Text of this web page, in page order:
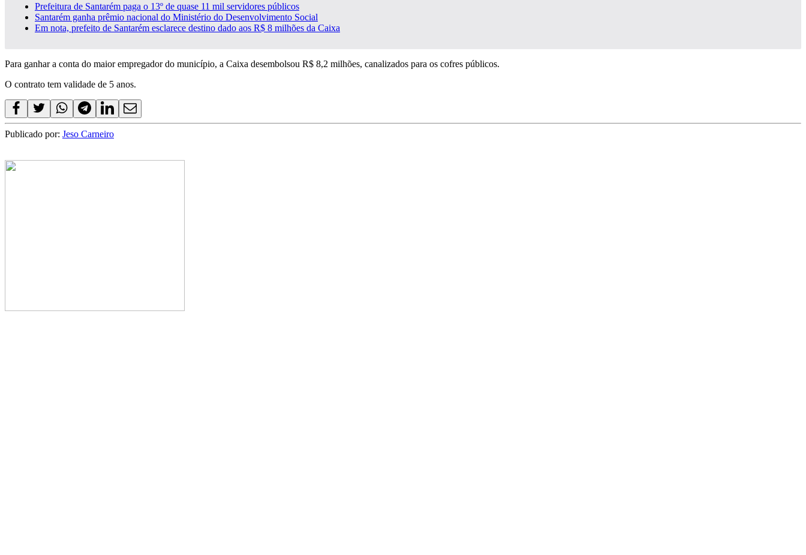
Prefeitura de Santarém paga o 13º de quase 11 mil servidores públicos
Santarém ganha prêmio nacional do Ministério do Desenvolvimento Social
Em nota, prefeito de Santarém esclarece destino dado aos R$ 8 milhões da Caixa
Para ganhar a conta do maior empregador do município, a Caixa desembolsou R$ 8,2 milhões, canalizados para os cofres públicos.
O contrato tem validade de 5 anos.
Publicado por: Jeso Carneiro